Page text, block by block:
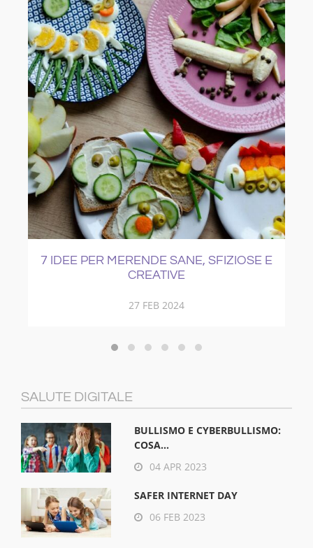
E COME CURARE IL RAFFREDDORE
21 NOV 2017
SALUTE DIGITALE
BULLISMO E CYBERBULLISMO:
COSA...
04 APR 2023
SAFER INTERNET DAY
06 FEB 2023